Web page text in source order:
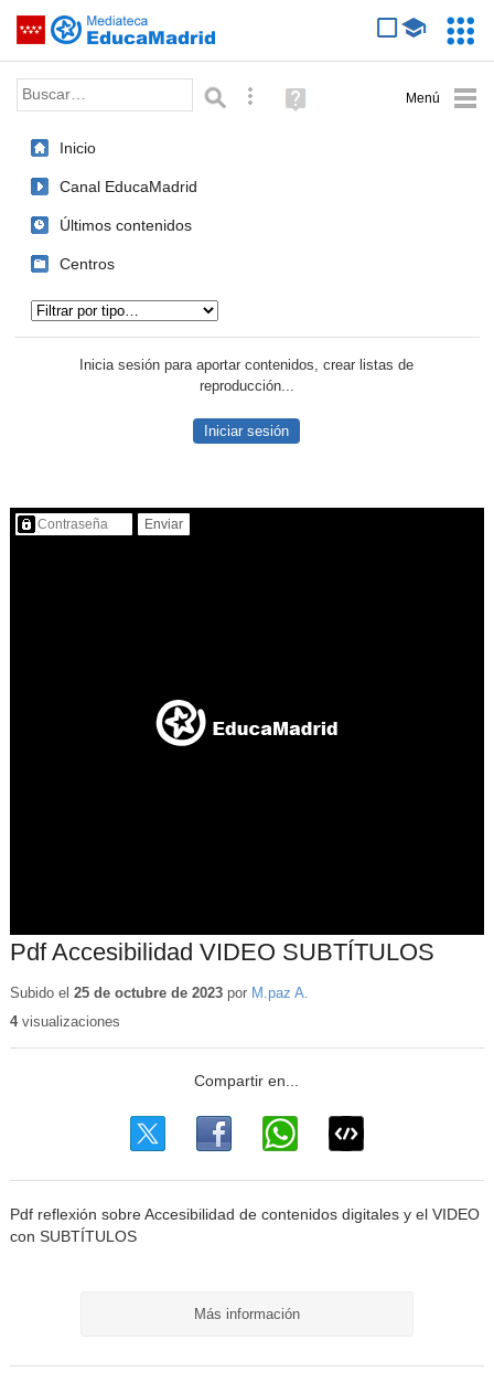
Saltar navegación
Palabra o frase: Búsqueda avanzada
Ayuda
(en
Inicio
Canal EducaMadrid
Últimos contenidos
Centros
Inicia sesión para aportar contenidos, crear listas de
reproducción...
Iniciar sesión
Contenido protegido…
Pdf Accesibilidad VIDEO SUBTÍTULOS
Subido el 25 de octubre de 2023por M.paz A.
4visualizaciones
Pdf reflexión sobre Accesibilidad de contenidos digitales y el VIDEO
con SUBTÍTULOS
Más información